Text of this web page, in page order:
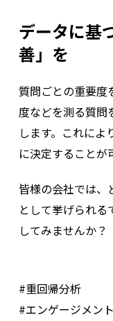
データに基
善」を
質問ごとの重要度
度などを測る質問
します。これによ
に決定することが
皆様の会社では、
として挙げられ
してみませんか？
#重回帰分析
#エンゲージメン